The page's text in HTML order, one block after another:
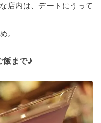
店内は、デートにうって
。
飯まで♪